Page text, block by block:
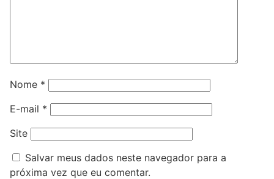
Nome *
E-mail *
Site
Salvar meus dados neste navegador para a
próxima vez que eu comentar.